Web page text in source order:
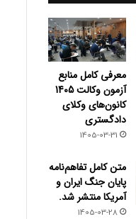
معرفی کامل منابع
آزمون وکالت 1405
کانون‌های وکلای
دادگستری
1405-03-31
متن کامل تفاهم‌نامه
پایان جنگ ایران و
آمریکا منتشر شد.
1405-03-28